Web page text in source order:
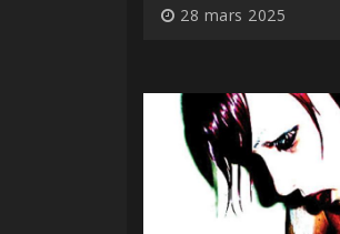
28 mars 2025